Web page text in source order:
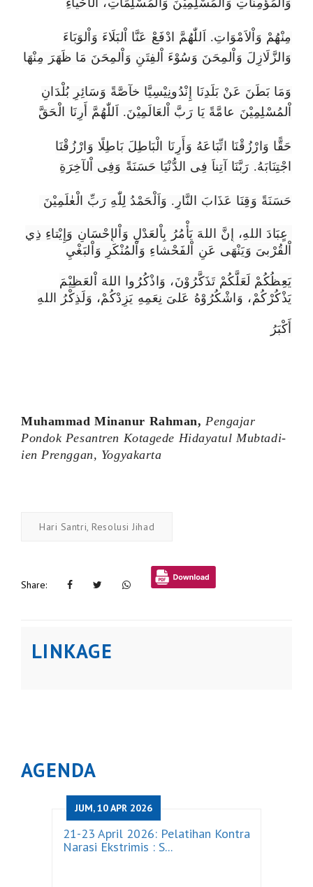
وَاْلمُؤْمِنَاتِ وَاْلمُسْلِمِيْنَ وَاْلمُسْلِمَاتِ، اَلْأَحْياءِ
مِنْهُمْ وَاْلاَمْوَاتِ. اَللّٰهُمَّ ادْفَعْ عَنَّا اْلبَلَاءَ وَاْلوَبَاءَ
وَالزَّلَازِلَ وَاْلمِحَنَ وَسُوْءَ اْلفِتَنِ وَاْلمِحَنَ مَا ظَهَرَ مِنْهَا
وَمَا بَطَنَ عَنْ بَلَدِنَا إِنْدُونِيْسِيَّا خآصَّةً وَسَائِرِ بُلْدَانِ
اْلمُسْلِمِيْنَ عامَّةً يَا رَبَّ اْلعَالَمِيْنَ. اَللّٰهُمَّ أَرِنَا الْحَقَّ
حَقًّا وَارْزُقْنَا اتِّبَاعَهُ وَأَرِنَا الْبَاطِلَ بَاطِلًا وَارْزُقْنَا
اجْتِنَابَهُ. رَبَّنَا آتِناَ فِى الدُّنْيَا حَسَنَةً وَفِى اْلآخِرَةِ
حَسَنَةً وَقِنَا عَذَابَ النَّارِ. وَاَلْحَمْدُ لِلّٰهِ رَبِّ الْعٰلَمِيْنَ
عٍبَادَ اللهِ، إِنَّ اللهَ يَأْمُرُ بِاْلعَدْلِ وَاْلإِحْسَانِ وَإِيْتاءِ ذِي
اْلقُرْبىَ وَيَنْهَى عَنِ اْلفَحْشاءِ وَاْلمُنْكَرِ وَاْلبَغْيِ
يَعِظُكُمْ لَعَلَّكُمْ تَذَكَّرُوْنَ، وَاذْكُرُوا اللهَ اْلعَظِيْمَ
يَذْكُرْكُمْ، وَاشْكُرُوْهُ عَلىَ نِعَمِهِ يَزِدْكُمْ، وَلَذِكْرُ اللهِ
أَكْبَرُ
Muhammad Minanur Rahman, Pengajar
Pondok Pesantren Kotagede Hidayatul Mubtadi-
ien Prenggan, Yogyakarta
Hari Santri, Resolusi Jihad
Share:
LINKAGE
AGENDA
JUM, 10 APR 2026
21-23 April 2026: Pelatihan Kontra
Narasi Ekstrimis : S...